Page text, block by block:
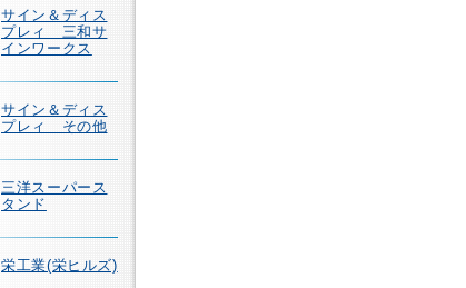
サイン＆ディス
プレィ 三和サ
インワークス
サイン＆ディス
プレィ その他
三洋スーパース
タンド
栄工業(栄ヒルズ)